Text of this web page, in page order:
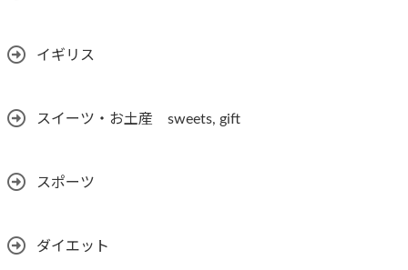
イギリス
スイーツ・お土産 sweets, gift
スポーツ
ダイエット